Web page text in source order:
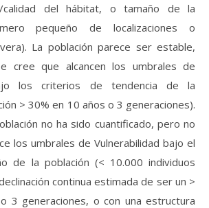
calidad del hábitat, o tamaño de la
pequeño de localizaciones o
La población parece ser estable,
cree que alcancen los umbrales de
los criterios de tendencia de la
> 30% en 10 años o 3 generaciones).
no ha sido cuantificado, pero no
los umbrales de Vulnerabilidad bajo el
de la población (< 10.000 individuos
continua estimada de ser un >
3 generaciones, o con una estructura